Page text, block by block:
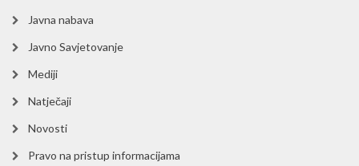
Javna nabava
Javno Savjetovanje
Mediji
Natječaji
Novosti
Pravo na pristup informacijama